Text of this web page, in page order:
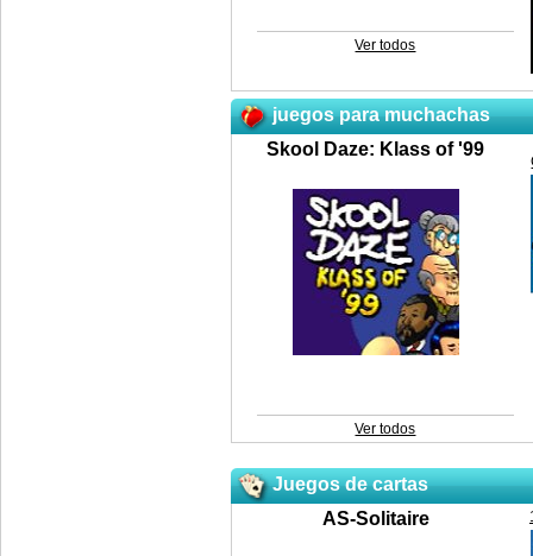
Ver todos
juegos para muchachas
Skool Daze: Klass of '99
Ver todos
Juegos de cartas
AS-Solitaire